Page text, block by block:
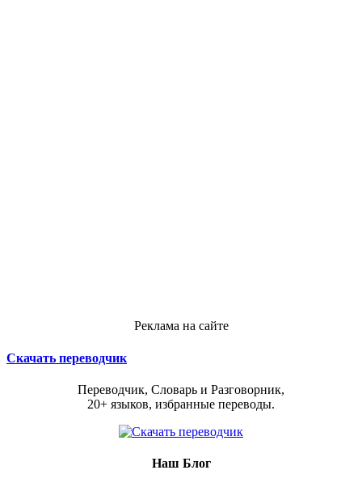
Реклама на сайте
Скачать переводчик
Переводчик, Словарь и Разговорник,
20+ языков, избранные переводы.
Наш Блог